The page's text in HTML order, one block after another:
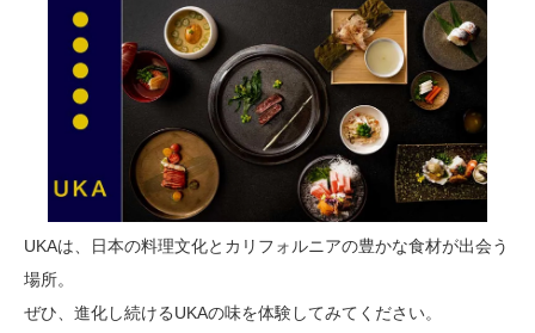
UKAは、日本の料理文化とカリフォルニアの豊かな食材が出会う
場所。
ぜひ、進化し続けるUKAの味を体験してみてください。